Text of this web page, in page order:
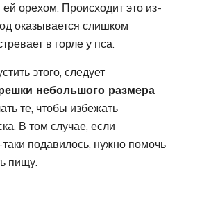
орехом. Происходит это из-
оказывается слишком
в горле у пса.
этого, следует
небольшого размера
те, чтобы избежать
В том случае, если
подавилось, нужно помочь
пищу.